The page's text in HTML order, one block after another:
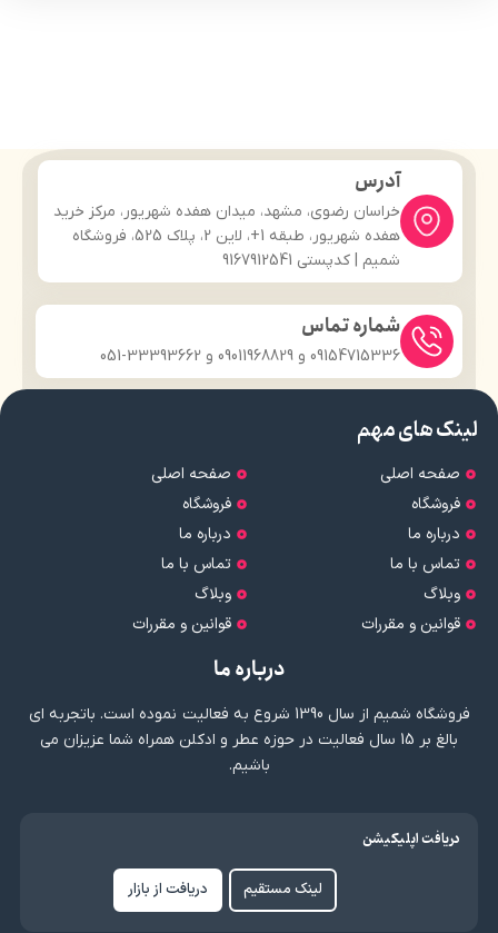
آدرس
خراسان رضوی، مشهد، میدان هفده شهریور، مرکز خرید
هفده شهریور، طبقه 1+، لاین 2، پلاک 525، فروشگاه
شمیم | کدپستی 9167912541
شماره تماس
09154715336 و 09011968829 و 33393662-051
لینک های مهم
صفحه اصلی
فروشگاه
درباره ما
تماس با ما
وبلاگ
قوانین و مقررات
صفحه اصلی
فروشگاه
درباره ما
تماس با ما
وبلاگ
قوانین و مقررات
درباره ما
فروشگاه شمیم از سال 1390 شروع به فعالیت نموده است. باتجربه ای
بالغ بر 15 سال فعالیت در حوزه عطر و ادکلن همراه شما عزیزان می
باشیم.
دریافت اپلیکیشن
لینک مستقیم دریافت از بازار